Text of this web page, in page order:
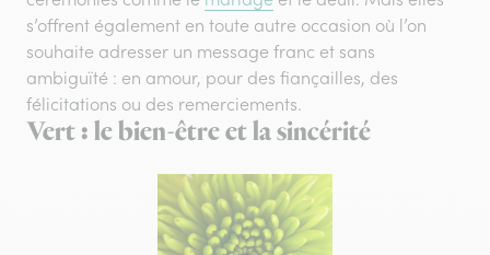
s’offrent également en toute autre occasion où l’on
souhaite adresser un message franc et sans
ambiguïté : en amour, pour des fiançailles, des
félicitations ou des remerciements.
Vert : le bien-être et la sincérité